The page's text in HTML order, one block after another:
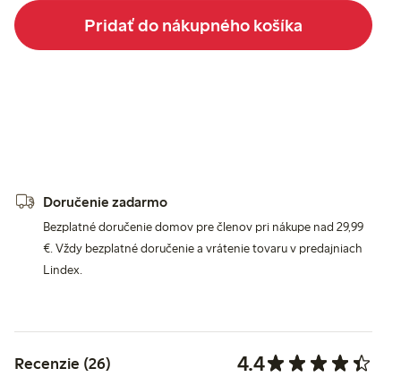
Pridať do nákupného košíka
Doručenie zadarmo
Bezplatné doručenie domov pre členov pri nákupe nad 29,99
€. Vždy bezplatné doručenie a vrátenie tovaru v predajniach
Lindex.
Recenzie (26) 4.4